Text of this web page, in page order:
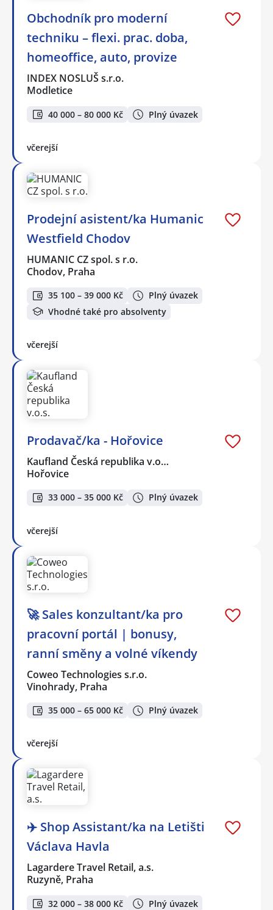
Obchodník pro moderní
techniku – flexi. prac. doba,
homeoffice, auto, provize
INDEX NOSLUŠ s.r.o.
Modletice
40 000 – 80 000 Kč Plný úvazek
včerejší
Prodejní asistent/ka Humanic
Westfield Chodov
HUMANIC CZ spol. s r.o.
Chodov, Praha
35 100 – 39 000 Kč
Plný úvazek
Vhodné také pro absolventy
včerejší
Prodavač/ka - Hořovice
Kaufland Česká republika v.o…
Hořovice
33 000 – 35 000 Kč Plný úvazek
včerejší
🚀 Sales konzultant/ka pro
pracovní portál | bonusy,
ranní směny a volné víkendy
Coweo Technologies s.r.o.
Vinohrady, Praha
35 000 – 65 000 Kč Plný úvazek
včerejší
✈️ Shop Assistant/ka na Letišti
Václava Havla
Lagardere Travel Retail, a.s.
Ruzyně, Praha
32 000 – 38 000 Kč
Plný úvazek